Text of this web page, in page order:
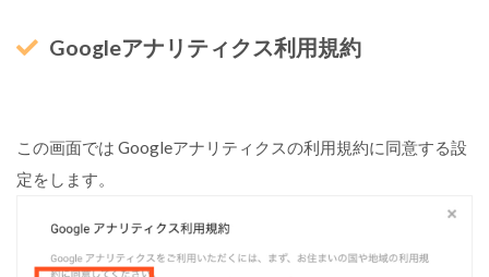
Googleアナリティクス利用規約
この画面では Googleアナリティクスの利用規約に同意する設
定をします。